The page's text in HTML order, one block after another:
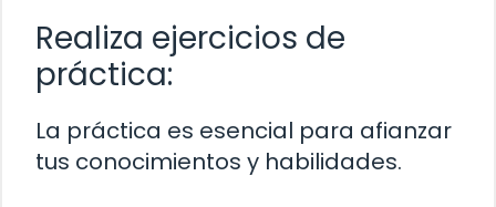
Realiza ejercicios de
práctica:
La práctica es esencial para afianzar
tus conocimientos y habilidades.